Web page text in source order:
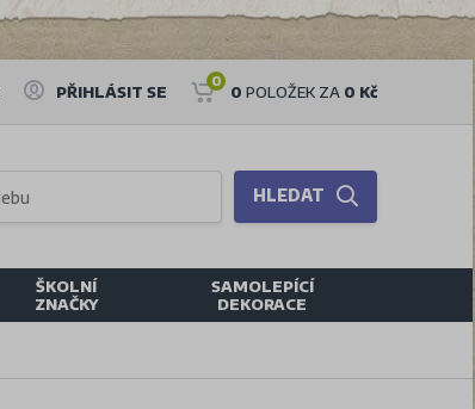
PŘIHLÁSIT SE
0
0 POLOŽEK ZA 0 Kč
HLEDAT
ŠKOLNÍ
ZNAČKY
SAMOLEPÍCÍ
DEKORACE